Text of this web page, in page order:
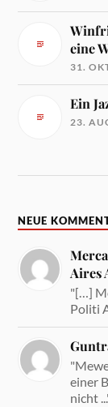
eine
31.
Ein
23.
NEUE
Aires
"[…]
Politi
einer
nicht